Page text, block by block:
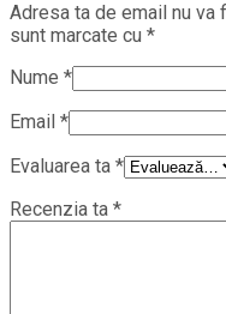
Adresa ta de email nu va
sunt marcate cu *
Nume *
Email *
Evaluarea ta *
Recenzia ta *